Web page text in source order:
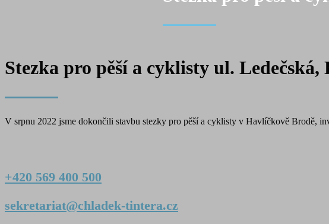
Stezka pro pěší a cyklisty ul.
V srpnu 2022 jsme dokončili stavbu stezky pro pěší a cyklisty v Havlíčkově Brodě,
+420 569 400 500
sekretariat@chladek-tintera.cz